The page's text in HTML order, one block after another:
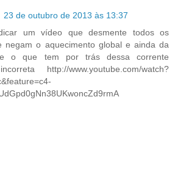
23 de outubro de 2013 às 13:37
um vídeo que desmente todos os
negam o aquecimento global e ainda da
o que tem por trás dessa corrente
http://www.youtube.com/watch?